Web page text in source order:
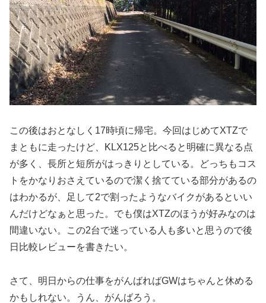
この後はおとなしく17時頃に帰宅。今回はじめてXTZで
まともに走ったけど、KLX125と比べると明確に異なる点
が多く、長所と短所がはっきりとしている。どっちもコス
トをかなりおさえているので潔く捨てている部分があるの
はわかるが、足して2で割ったようなバイクがあるといい
んだけどなぁと思った。でも僕はXTZのほうが好みなのは
間違いない。この2台で迷っている人も多いと思うので後
日比較レビューを書きたい。
さて、明日からの仕事をがんばればGWはちゃんと休める
かもしれない。うん、がんばろう。